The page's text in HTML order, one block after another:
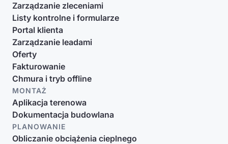
Zarządzanie zleceniami
Listy kontrolne i formularze
Portal klienta
Zarządzanie leadami
Oferty
Fakturowanie
Chmura i tryb offline
MONTAŻ
Aplikacja terenowa
Dokumentacja budowlana
PLANOWANIE
Obliczanie obciążenia cieplnego